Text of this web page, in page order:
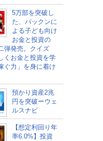
5万部を突破し
た、パックンに
よる子ども向け
お金と投資の
弾発売。クイズ
くお金と投資を学
ぐ力」を身に着け
預かり資産2兆
円を突破ーウェ
ルスナビ
【想定利回り年
率6.0%】投資